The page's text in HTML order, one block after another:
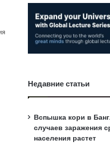
Недавние статьи
Вспышка кори в
случаев заражения
населения растет